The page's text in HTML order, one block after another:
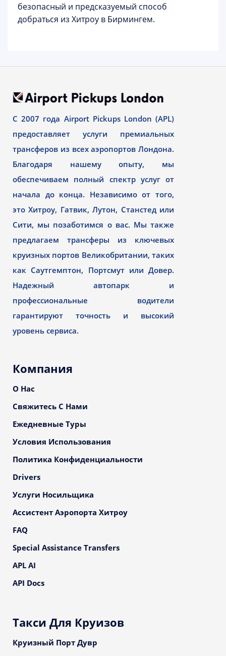
безопасный и предсказуемый способ
добраться из Хитроу в Бирмингем.
С 2007 года Airport Pickups London (APL)
предоставляет услуги премиальных
трансферов из всех аэропортов Лондона.
Благодаря нашему опыту, мы
обеспечиваем полный спектр услуг от
начала до конца. Независимо от того,
это Хитроу, Гатвик, Лутон, Станстед или
Сити, мы позаботимся о вас. Мы также
предлагаем трансферы из ключевых
круизных портов Великобритании, таких
как Саутгемптон, Портсмут или Довер.
Надежный автопарк и
профессиональные водители
гарантируют точность и высокий
уровень сервиса.
Компания
О Нас
Свяжитесь С Нами
Ежедневные Туры
Условия Использования
Политика Конфиденциальности
Drivers
Услуги Носильщика
Ассистент Аэропорта Хитроу
FAQ
Special Assistance Transfers
APL AI
API Docs
Такси Для Круизов
Круизный Порт Дувр